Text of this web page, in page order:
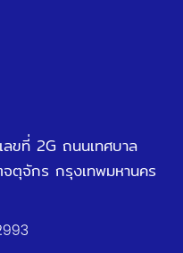
ขที่ 2G ถนนเทศบาล
จตุจักร กรุงเทพมหานคร